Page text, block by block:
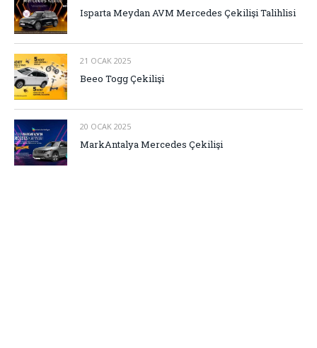
Isparta Meydan AVM Mercedes Çekilişi Talihlisi
21 OCAK 2025
Beeo Togg Çekilişi
20 OCAK 2025
MarkAntalya Mercedes Çekilişi